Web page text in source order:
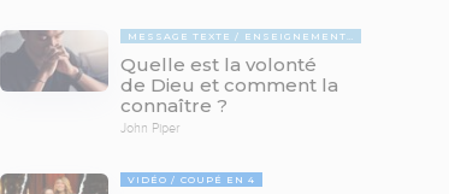
MESSAGE TEXTE ENSEIGNEMENTS BIBLIQUES
Quelle est la volonté
de Dieu et comment la
connaître ?
John Piper
VIDÉO COUPÉ EN 4